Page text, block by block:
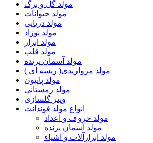
مولد گل و برگ
مولد حیوانات
مولد دریایی
مولد نوزاد
مولد ابزار
مولد قلب
مولد آسمان پرنده
مولد مرواریدی( ریسه ای )
مولد پاپیون
مولد زمستانی
وینر گلسازی
انواع مولد فوندانت
مولد حروف و اعداد
مولد آسمان پرنده
مولد ابزارآلات و اشیاء